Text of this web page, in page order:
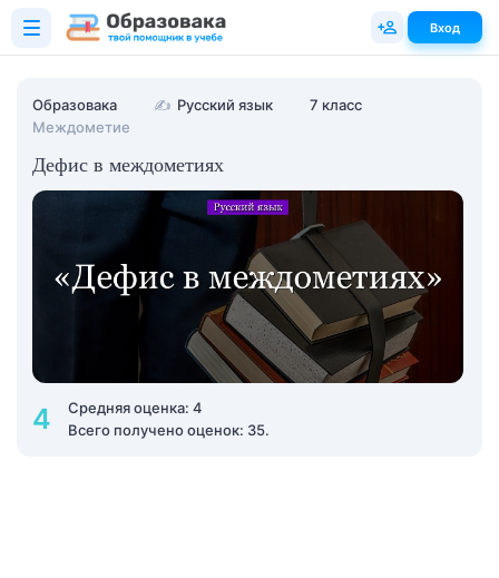
Образовака ✍ Русский язык
7 класс
Междометие
Дефис в междометиях
4
Средняя оценка: 4
Всего получено оценок: 35.
Вход